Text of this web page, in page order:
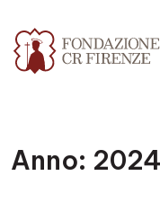
Anno: 2024